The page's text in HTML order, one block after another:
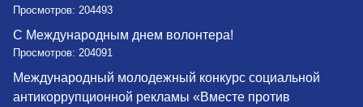
Просмотров: 204493
С Международным днем волонтера!
Просмотров: 204091
Международный молодежный конкурс социальной
антикоррупционной рекламы «Вместе против